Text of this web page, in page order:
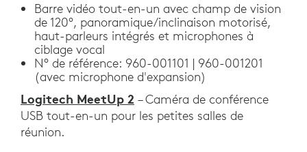
Barre vidéo tout-en-un avec champ de vision
de 120°, panoramique/inclinaison motorisé,
haut-parleurs intégrés et microphones à
ciblage vocal
N° de référence: 960-001101 | 960-001201
(avec microphone d'expansion)
Logitech MeetUp 2 – Caméra de conférence
USB tout-en-un pour les petites salles de
réunion.